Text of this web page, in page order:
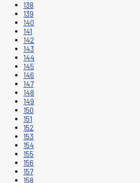
138
139
140
141
142
143
144
145
146
147
148
149
150
151
152
153
154
155
156
157
158